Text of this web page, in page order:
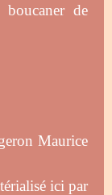
boucaner de
Maurice
ici par